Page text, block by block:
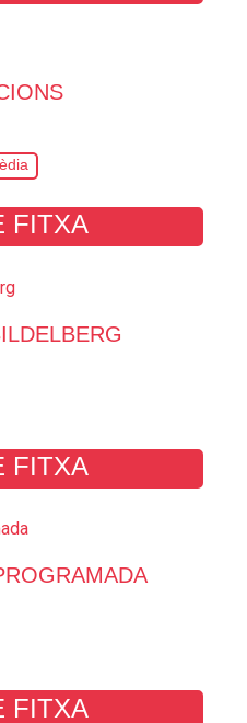
FITXA
FITXA
FITXA